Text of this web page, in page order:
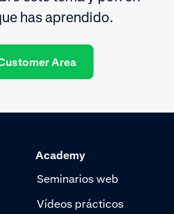
has aprendido.
Area
Academy
Seminarios web
Vídeos prácticos